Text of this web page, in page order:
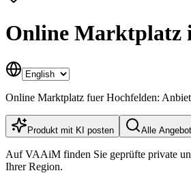
Online Marktplatz
Online Marktplatz fuer Hochfelden:
Produkt mit KI posten Alle
Auf VAAiM finden Sie geprüfte private
Ihrer Region.